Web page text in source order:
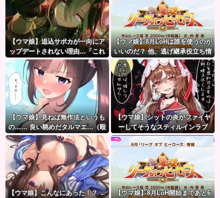
【ウマ娘】追込サポカが一向にア
ップデートされない理由…「これ
だけ出さないってことは」
【ウマ娘】8月LoHは誰を使うのが
いいのだ？ 他、逃げ継承役立ち情
報など
【ウマ娘】見ねば無作法というも
の…… 良い眺めだタルマエ…（殴
【ウマ娘】シットの炎がファイヤ
ーしてそうなスティルインラブ
（セーラーマーズ衣装）
【ウマ娘】こんなにあった！？ ←
【ウマ娘】8月LoH開始まであと6